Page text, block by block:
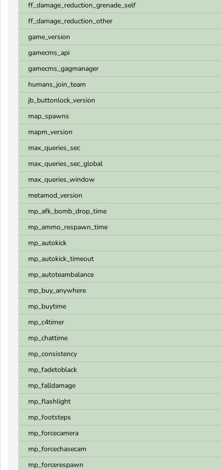
ff_damage_reduction_grenade_self
ff_damage_reduction_other
game_version
gamecms_api
gamecms_gagmanager
humans_join_team
jb_buttonlock_version
map_spawns
mapm_version
max_queries_sec
max_queries_sec_global
max_queries_window
metamod_version
mp_afk_bomb_drop_time
mp_ammo_respawn_time
mp_autokick
mp_autokick_timeout
mp_autoteambalance
mp_buy_anywhere
mp_buytime
mp_c4timer
mp_chattime
mp_consistency
mp_fadetoblack
mp_falldamage
mp_flashlight
mp_footsteps
mp_forcecamera
mp_forcechasecam
mp_forcerespawn